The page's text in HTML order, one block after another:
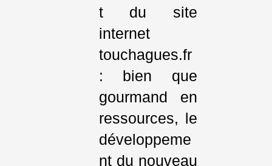
t du site
internet
touchagues.fr
: bien que
gourmand en
ressources, le
développeme
nt du nouveau